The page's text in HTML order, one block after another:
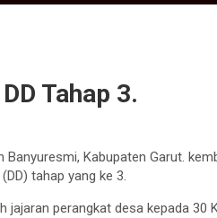
Tahap 3.
Kabupaten Garut.
tahap yang ke 3.
jajaran perangkat desa kepada 30